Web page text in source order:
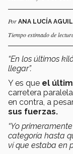
Por ANA LUCÍA
Tiempo estimado de
“En los últimos
llegar”.
Y es que el
carretera
en contra, a
sus fuerzas.
“Yo
categoría hasta
ví que estaba en